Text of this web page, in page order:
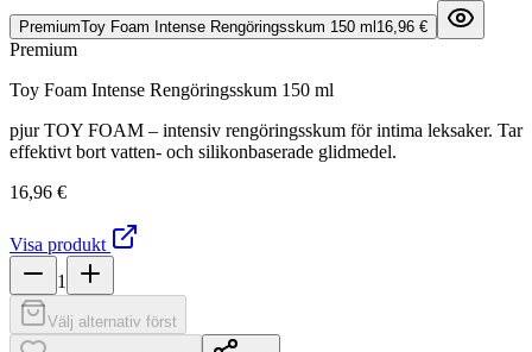
PremiumToy Foam Intense Rengöringsskum 150 ml 16,96 €
Premium
Toy Foam Intense Rengöringsskum 150 ml
pjur TOY FOAM – intensiv rengöringsskum för intima leksaker. Tar
effektivt bort vatten- och silikonbaserade glidmedel.
16,96 €
Visa produkt
1
Välj alternativ först